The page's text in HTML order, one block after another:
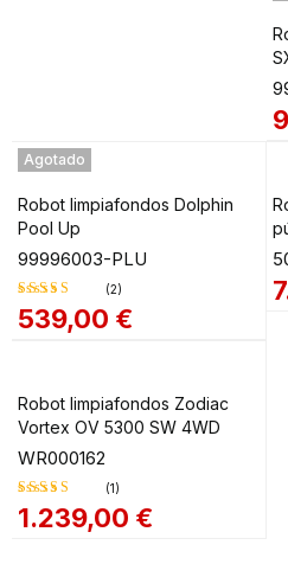
Agotado
Robot limpiafondos Dolphin
Pool Up
99996003-PLU
Valorado
(2)
539,00 €
Robot limpiafondos Zodiac
Vortex OV 5300 SW 4WD
WR000162
Valorado
(1)
1.239,00 €